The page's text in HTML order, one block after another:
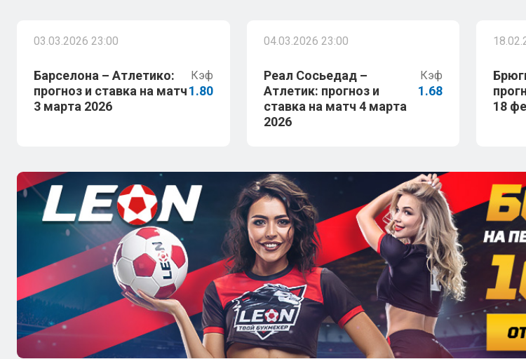
03.03.2026 23:00
Барселона – Атлетико:
прогноз и ставка на матч
3 марта 2026
Кэф
1.80
04.03.2026 23:00
Реал Сосьедад –
Атлетик: прогноз и
ставка на матч 4 марта
2026
Кэф
1.68
18